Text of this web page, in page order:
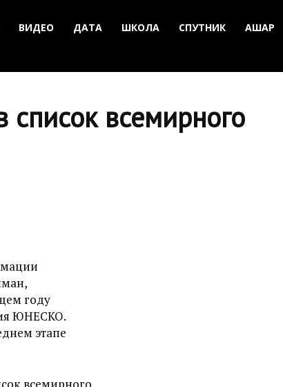
ВИДЕО ДАТА ШКОЛА СПУТНИК АШАР
список всемирного
году
ЮНЕСКО.
этапе